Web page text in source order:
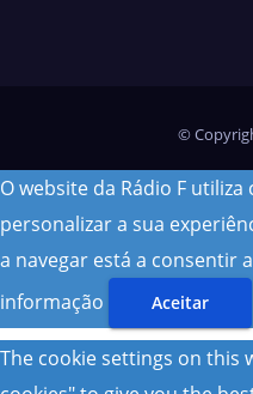
©
O website da Rádio F
personalizar a sua
a navegar está a consentir
informação
Aceitar
The cookie settings on this